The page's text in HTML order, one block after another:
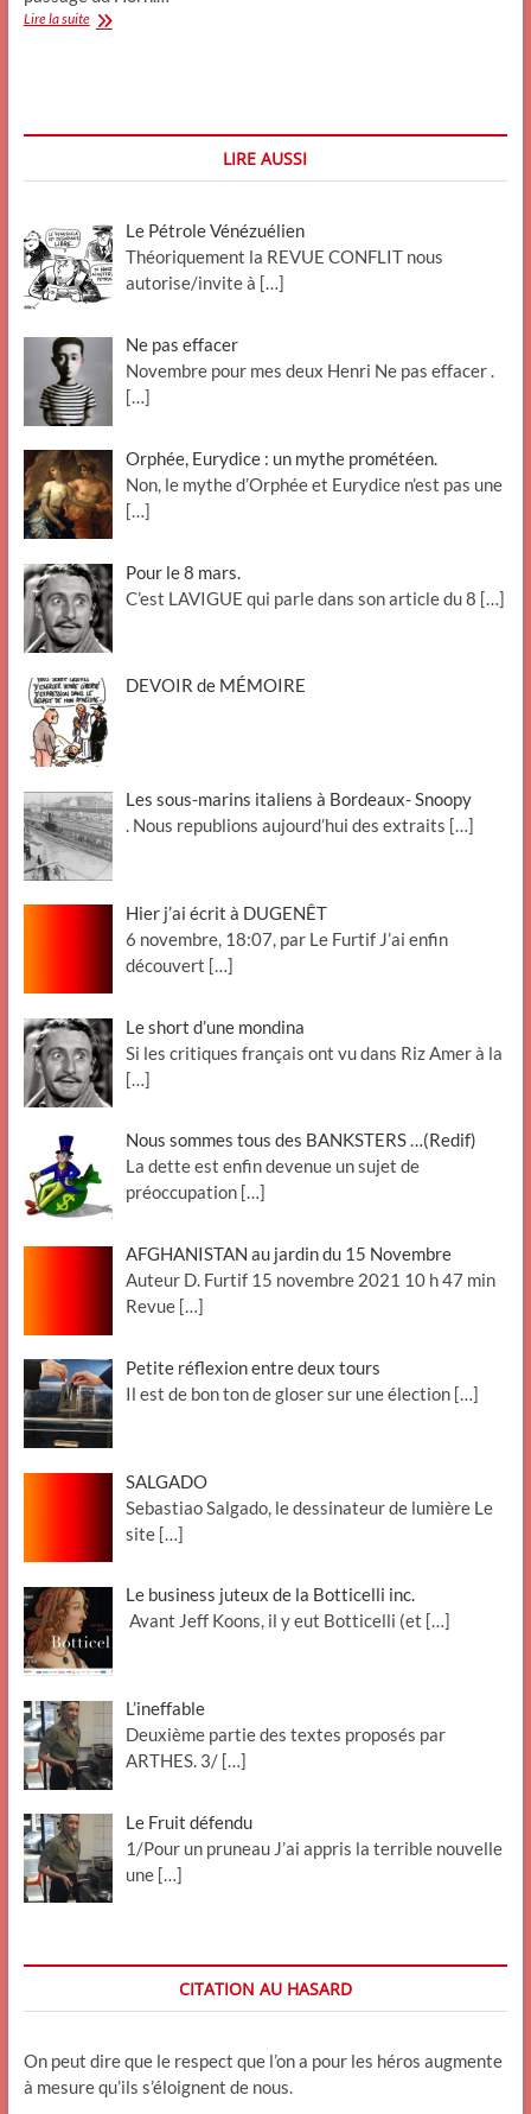
Lire la suiteAdieu
LIRE AUSSI
Le Pétrole Vénézuélien
Théoriquement la REVUE CONFLIT nous
autorise/invite à […]
Ne pas effacer
Novembre pour mes deux Henri Ne pas effacer .
[…]
Orphée, Eurydice : un mythe prométéen.
Non, le mythe d’Orphée et Eurydice n’est pas une
[…]
Pour le 8 mars.
C’est LAVIGUE qui parle dans son article du 8 […]
DEVOIR de MÉMOIRE
Les sous-marins italiens à Bordeaux- Snoopy
. Nous republions aujourd’hui des extraits […]
Hier j’ai écrit à DUGENÊT
6 novembre, 18:07, par Le Furtif J’ai enfin
découvert […]
Le short d’une mondina
Si les critiques français ont vu dans Riz Amer à la
[…]
Nous sommes tous des BANKSTERS …(Redif)
La dette est enfin devenue un sujet de
préoccupation […]
AFGHANISTAN au jardin du 15 Novembre
Auteur D. Furtif 15 novembre 2021 10 h 47 min
Revue […]
Petite réflexion entre deux tours
Il est de bon ton de gloser sur une élection […]
SALGADO
Sebastiao Salgado, le dessinateur de lumière Le
site […]
Le business juteux de la Botticelli inc.
Avant Jeff Koons, il y eut Botticelli (et […]
L’ineffable
Deuxième partie des textes proposés par
ARTHES. 3/ […]
Le Fruit défendu
1/Pour un pruneau J’ai appris la terrible nouvelle
une […]
CITATION AU HASARD
On peut dire que le respect que l’on a pour les héros augmente
à mesure qu’ils s’éloignent de nous.